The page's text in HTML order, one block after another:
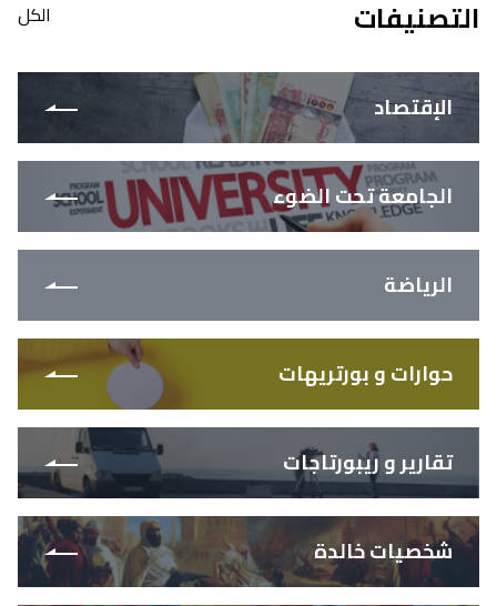
التصنيفات الكل
الإقتصاد
الجامعة تحت الضوء
الرياضة
حوارات و بورتريهات
تقارير و ريبورتاجات
شخصيات خالدة